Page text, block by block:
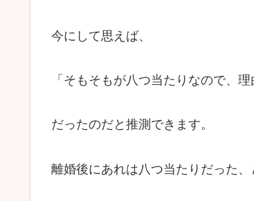
今にして思えば、
「そもそもが八つ当たりなので、
だったのだと推測できます。
離婚後にあれは八つ当たりだった、